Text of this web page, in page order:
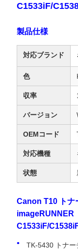
C1533iF/
製品仕様
対応ブランド
色
収率
バージョン
OEMコード
対応機種
状態
Canon T10 トナ
imageRUNNER
C1533iF/
TK-5430 トナー